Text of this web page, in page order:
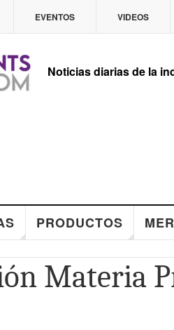
EVENTOS VIDEOS
Noticias diarias de la
PRODUCTOS
Materia